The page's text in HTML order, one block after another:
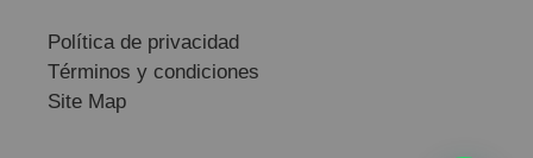
Política de privacidad
Términos y condiciones
Site Map